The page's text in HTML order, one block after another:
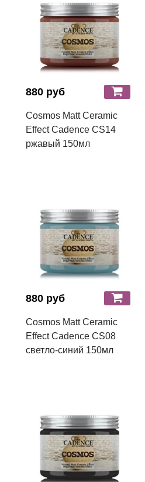
880 руб
Cosmos Matt Ceramic
Effect Cadence CS14
ржавый 150мл
880 руб
Cosmos Matt Ceramic
Effect Cadence CS08
светло-синий 150мл